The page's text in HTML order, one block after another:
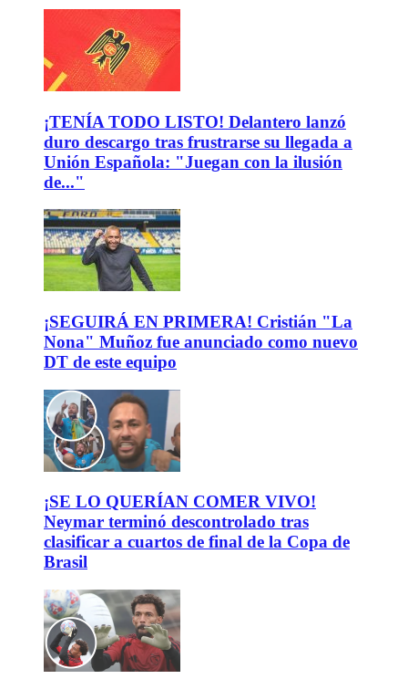
¡TENÍA TODO LISTO! Delantero lanzó
duro descargo tras frustrarse su llegada a
Unión Española: "Juegan con la ilusión
de..."
¡SEGUIRÁ EN PRIMERA! Cristián "La
Nona" Muñoz fue anunciado como nuevo
DT de este equipo
¡SE LO QUERÍAN COMER VIVO!
Neymar terminó descontrolado tras
clasificar a cuartos de final de la Copa de
Brasil